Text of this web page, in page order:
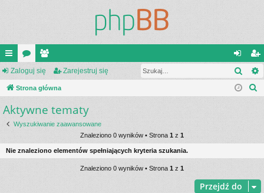
ię
ce
j
…
or
a
ży
tk
o
w
ni
cy
al
og
ę
ar
ej
j
si
Zaloguj się Zarejestruj się
Strona główna
Aktywne tematy
Wyszukiwanie zaawansowane
Znaleziono 0 wyników • Strona 1 z 1
Nie znaleziono elementów spełniających kryteria szukania.
Znaleziono 0 wyników • Strona 1 z 1
Przejdź do